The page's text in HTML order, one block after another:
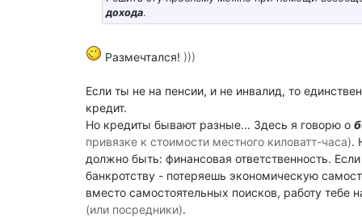
дохода.
Размечтался! )))
Если ты не на пенсии, и не инвалид, то
кредит.
Но кредиты бывают разные... Здесь я говорю о
привязке к стоимости местного киловатт-часа).
должно быть: финансовая ответственность. Если
банкротству - потеряешь экономическую
вместо самостоятельных поисков, работу тебе
(или посредники).